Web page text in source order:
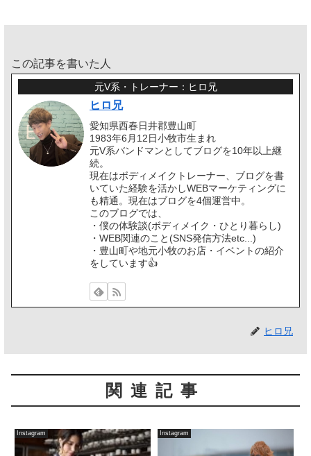
この記事を書いた人
元V系・トレーナー：ヒロ兄
ヒロ兄
愛知県西春日井郡豊山町
1983年6月12日小牧市生まれ
元V系バンドマンとしてブログを10年以上継
続。
現在はボディメイクトレーナー、ブログを書
いていた経験を活かしWEBマーケティングに
も精通。現在はブログを4個運営中。
このブログでは、
・僕の体験談(ボディメイク・ひとり暮らし)
・WEB関連のこと(SNS発信方法etc...)
・豊山町や地元小牧のお店・イベントの紹介
をしています👍️
ヒロ兄
関連記事
Instagram Instagram